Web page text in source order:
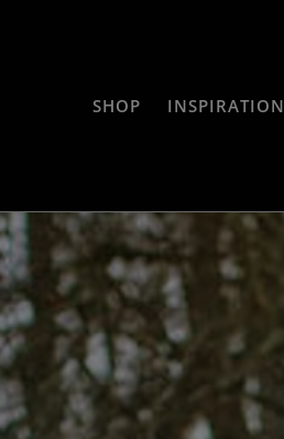
SHOP INSPIRATION